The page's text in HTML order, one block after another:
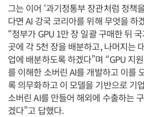
그는 이어 ‘과기정통부 장관처럼 정책
다면 AI 강국 코리아를 위해 무엇을 하
“정부가 GPU 1만 장 일괄 구매한 뒤
곳에 각 5천 장을 배분하고, 나머지는
업에 배분하도록 하겠다”며 “GPU 지
를 이해한 소버린 AI를 개발하고 이를
록 의무화하고 이 모델을 기반으로 기
소버린 AI를 만들어 해외에 수출하는
겠다”고 답했다.